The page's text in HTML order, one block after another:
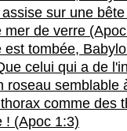
sur une
de verre
est tombée,
celui qui a de
roseau
comme des
! (Apoc 1:3)